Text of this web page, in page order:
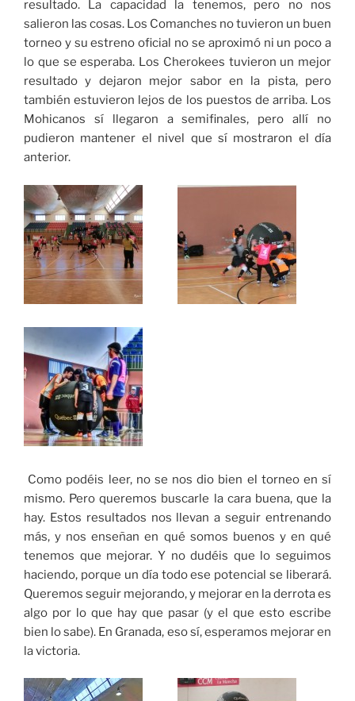
resultado. La capacidad la tenemos, pero no nos
salieron las cosas. Los Comanches no tuvieron un buen
torneo y su estreno oficial no se aproximó ni un poco a
lo que se esperaba. Los Cherokees tuvieron un mejor
resultado y dejaron mejor sabor en la pista, pero
también estuvieron lejos de los puestos de arriba. Los
Mohicanos sí llegaron a semifinales, pero allí no
pudieron mantener el nivel que sí mostraron el día
anterior.
Como podéis leer, no se nos dio bien el torneo en sí
mismo. Pero queremos buscarle la cara buena, que la
hay. Estos resultados nos llevan a seguir entrenando
más, y nos enseñan en qué somos buenos y en qué
tenemos que mejorar. Y no dudéis que lo seguimos
haciendo, porque un día todo ese potencial se liberará.
Queremos seguir mejorando, y mejorar en la derrota es
algo por lo que hay que pasar (y el que esto escribe
bien lo sabe). En Granada, eso sí, esperamos mejorar en
la victoria.